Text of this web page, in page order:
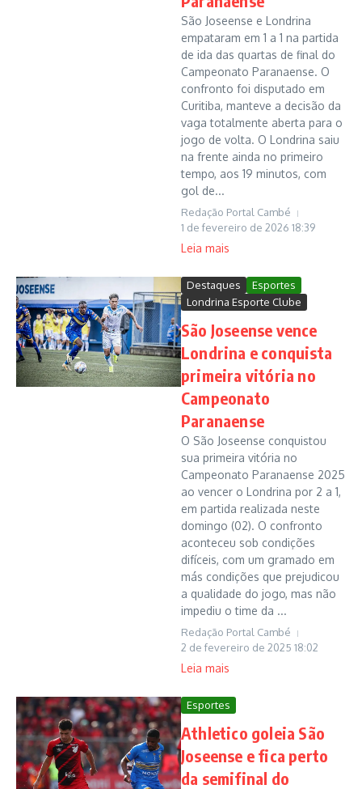
São Joseense e Londrina
empataram em 1 a 1 na partida
de ida das quartas de final do
Campeonato Paranaense. O
confronto foi disputado em
Curitiba, manteve a decisão da
vaga totalmente aberta para o
jogo de volta. O Londrina saiu
na frente ainda no primeiro
tempo, aos 19 minutos, com
gol de...
Redação Portal Cambé
1 de fevereiro de 2026 18:39
Leia mais
Destaques
Esportes
Londrina Esporte Clube
São Joseense vence
Londrina e conquista
primeira vitória no
Campeonato
Paranaense
O São Joseense conquistou
sua primeira vitória no
Campeonato Paranaense 2025
ao vencer o Londrina por 2 a 1,
em partida realizada neste
domingo (02). O confronto
aconteceu sob condições
difíceis, com um gramado em
más condições que prejudicou
a qualidade do jogo, mas não
impediu o time da ...
Redação Portal Cambé
2 de fevereiro de 2025 18:02
Leia mais
Esportes
Athletico goleia São
Joseense e fica perto
da semifinal do